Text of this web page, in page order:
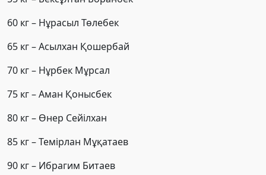
60 кг – Нұрасыл Төлебек
65 кг – Асылхан Қошербай
70 кг – Нұрбек Мұрсал
75 кг – Аман Қонысбек
80 кг – Өнер Сейілхан
85 кг – Темірлан Мұқатаев
90 кг – Ибрагим Битаев